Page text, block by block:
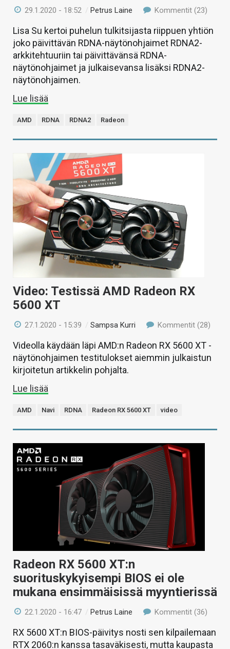
29.1.2020 - 18:52 /Petrus Laine Kommentit (23)
Lisa Su kertoi puhelun tulkitsijasta riippuen yhtiön
joko päivittävän RDNA-näytönohjaimet RDNA2-
arkkitehtuuriin tai päivittävänsä RDNA-
näytönohjaimet ja julkaisevansa lisäksi RDNA2-
näytönohjaimen.
Lue lisää
AMD RDNA RDNA2 Radeon
Video: Testissä AMD Radeon RX
5600 XT
27.1.2020 - 15:39 /Sampsa Kurri Kommentit (28)
Videolla käydään läpi AMD:n Radeon RX 5600 XT -
näytönohjaimen testitulokset aiemmin julkaistun
kirjoitetun artikkelin pohjalta.
Lue lisää
AMD Navi RDNA Radeon RX 5600 XT video
Radeon RX 5600 XT:n
suorituskykyisempi BIOS ei ole
mukana ensimmäisissä myyntierissä
22.1.2020 - 16:47 /Petrus Laine Kommentit (36)
RX 5600 XT:n BIOS-päivitys nosti sen kilpailemaan
RTX 2060:n kanssa tasaväkisesti, mutta kaupasta